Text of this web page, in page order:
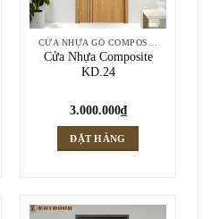
Cửa Nhựa Composite
KD.24
3.000.000₫
ĐẶT HÀNG